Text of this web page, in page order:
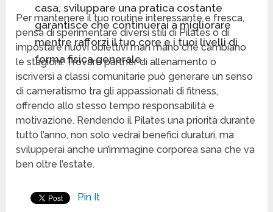
casa, sviluppare una pratica costante
garantisce che continuerai a migliorare
mentre rafforzi il tuo core e i tuoi livelli di
forma fisica generale.
Per mantenere il tuo routine interessante e fresca,
pensa di sperimentare diversi stili di Pilates o di
impostare nuovi obiettivi man mano che cambiano
le stagioni. Trovare partner di allenamento o
iscriversi a classi comunitarie può generare un senso
di cameratismo tra gli appassionati di fitness,
offrendo allo stesso tempo responsabilità e
motivazione. Rendendo il Pilates una priorità durante
tutto l’anno, non solo vedrai benefici duraturi, ma
svilupperai anche un’immagine corporea sana che va
ben oltre l’estate.
Pin It